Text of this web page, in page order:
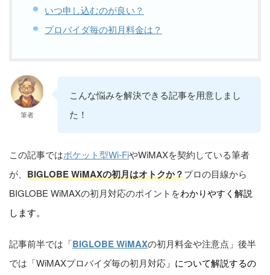
いつ申し込むのが良い？
プロバイダ毎の初月料金は？
筆者
こんな悩みを解決できる記事を用意しまし
た！
この記事ではポケット型Wi-FiやWiMAXを契約している筆者
が、 BIGLOBE WiMAXの初月はオトクか？プロの目線から
BIGLOBE WiMAXの初月対応のポイントをわかりやすく解説
します。
記事前半では「BIGLOBE WiMAXの初月料金や注意点」後半
では「WiMAXプロバイダ毎の初月対応 」について解説するの